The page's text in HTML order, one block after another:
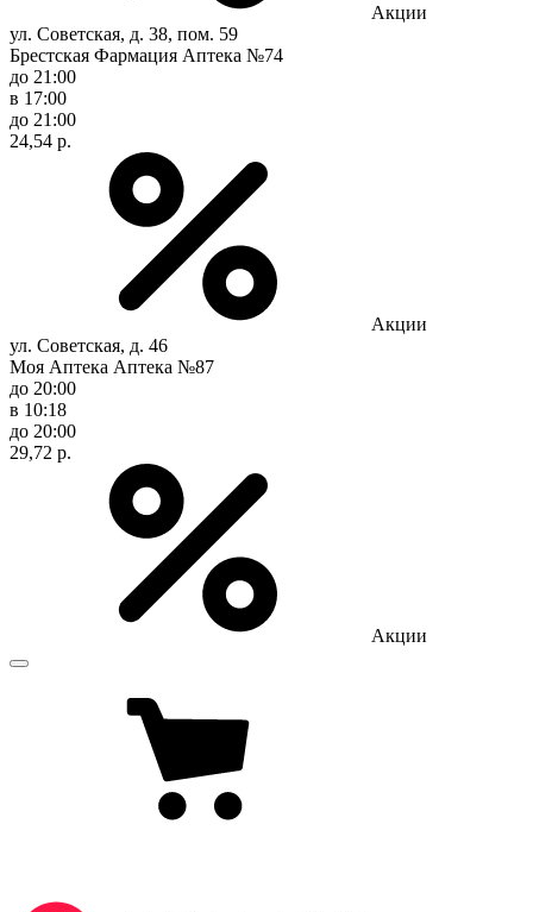
Акции
ул. Советская, д. 38, пом. 59
Брестская Фармация Аптека №74
до 21:00
в 17:00
до 21:00
24,54 р.
Акции
ул. Советская, д. 46
Моя Аптека Аптека №87
до 20:00
в 10:18
до 20:00
29,72 р.
Акции